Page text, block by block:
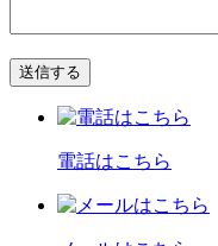
電話はこちら